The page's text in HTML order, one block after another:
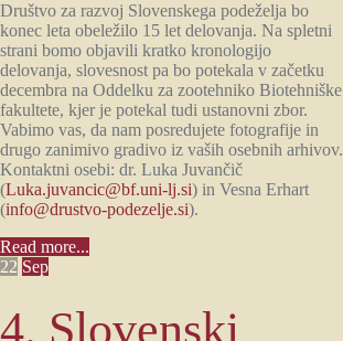
Društvo za razvoj Slovenskega podeželja bo
konec leta obeležilo 15 let delovanja. Na spletni
strani bomo objavili kratko kronologijo
delovanja, slovesnost pa bo potekala v začetku
decembra na Oddelku za zootehniko Biotehniške
fakultete, kjer je potekal tudi ustanovni zbor.
Vabimo vas, da nam posredujete fotografije in
drugo zanimivo gradivo iz vaših osebnih arhivov.
Kontaktni osebi: dr. Luka Juvančič
(Luka.juvancic@bf.uni-lj.si) in Vesna Erhart
(info@drustvo-podezelje.si).
Read more...
22 Sep
4. Slovenski